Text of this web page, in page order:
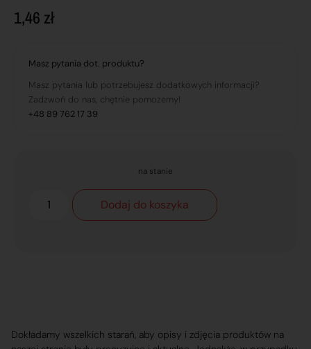
1,46 zł
Masz pytania dot. produktu?
Masz pytania lub potrzebujesz dodatkowych informacji?
Zadzwoń do nas, chętnie pomożemy!
+48 89 762 17 39
na stanie
Dodaj do koszyka
Dokładamy wszelkich starań, aby opisy i zdjęcia produktów na